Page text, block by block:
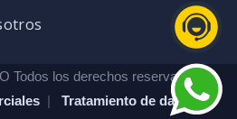
Todos los derechos reservados. |
| Tratamiento de datos